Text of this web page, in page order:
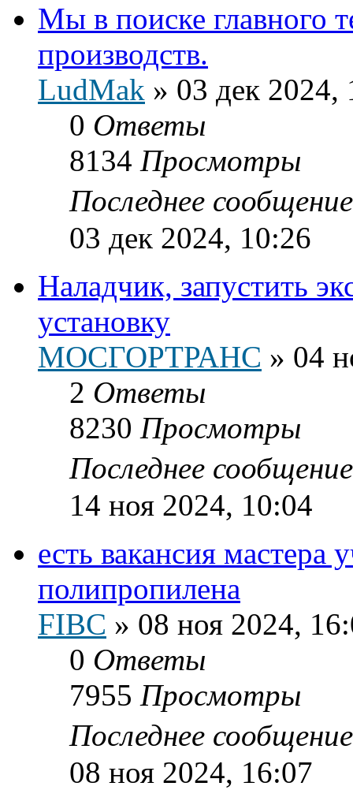
Мы в поиске главного
производств.
LudMak » 03 дек 2024,
0 Ответы
8134 Просмотры
Последнее
03 дек 2024, 10:26
Наладчик, запустить
установку
МОСГОРТРАНС » 04
2 Ответы
8230 Просмотры
Последнее
14 ноя 2024, 10:04
есть вакансия мастера
полипропилена
FIBC » 08 ноя 2024,
0 Ответы
7955 Просмотры
Последнее
08 ноя 2024, 16:07